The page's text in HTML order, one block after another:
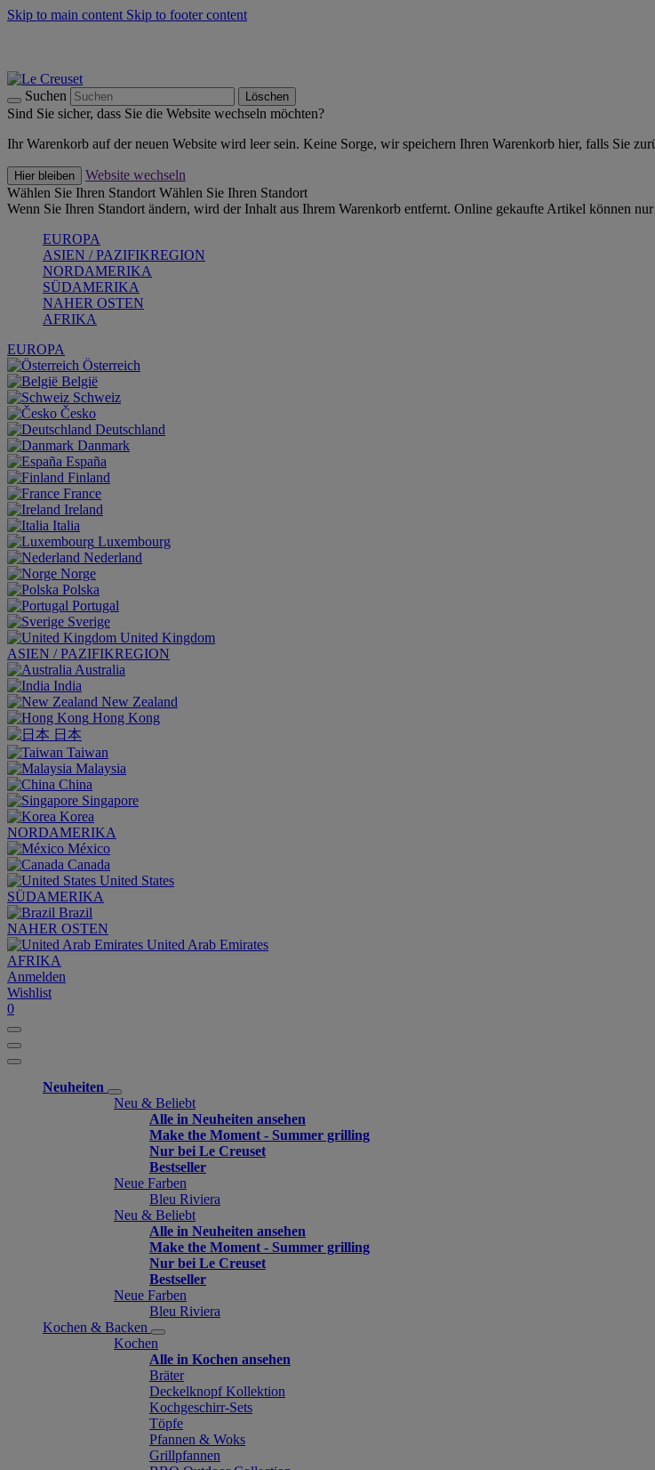
Skip to main content Skip to footer content
Suchen Löschen
Sind Sie sicher, dass Sie die Website wechseln möchten?
Ihr Warenkorb auf der neuen Website wird leer sein. Keine Sorge, wir speichern Ihren Warenkorb hier, falls Sie
Hier bleiben
Website wechseln
Wählen Sie Ihren Standort Wählen Sie Ihren Standort
Wenn Sie Ihren Standort ändern, wird der Inhalt aus Ihrem Warenkorb entfernt. Online gekaufte Artikel können
EUROPA
ASIEN / PAZIFIKREGION
NORDAMERIKA
SÜDAMERIKA
NAHER OSTEN
AFRIKA
EUROPA
Österreich
België
Schweiz
Česko
Deutschland
Danmark
España
Finland
France
Ireland
Italia
Luxembourg
Nederland
Norge
Polska
Portugal
Sverige
United Kingdom
ASIEN / PAZIFIKREGION
Australia
India
New Zealand
Hong Kong
日本
Taiwan
Malaysia
China
Singapore
Korea
NORDAMERIKA
México
Canada
United States
SÜDAMERIKA
Brazil
NAHER OSTEN
United Arab Emirates
AFRIKA
Anmelden
Wishlist
0
Neuheiten
Neu & Beliebt
Alle in Neuheiten ansehen
Make the Moment - Summer grilling
Nur bei Le Creuset
Bestseller
Neue Farben
Bleu Riviera
Neu & Beliebt
Alle in Neuheiten ansehen
Make the Moment - Summer grilling
Nur bei Le Creuset
Bestseller
Neue Farben
Bleu Riviera
Kochen & Backen
Kochen
Alle in Kochen ansehen
Bräter
Deckelknopf Kollektion
Kochgeschirr-Sets
Töpfe
Pfannen & Woks
Grillpfannen